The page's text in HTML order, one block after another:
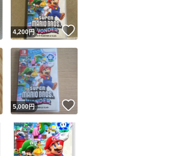
いいね！
4,200円
いいね！
5,000円